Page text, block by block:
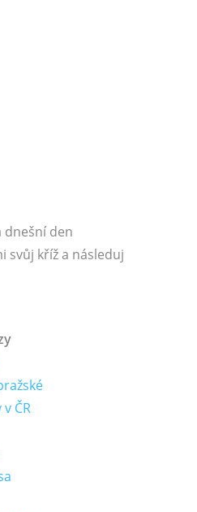
dnešní den
svůj kříž a následuj
ČR